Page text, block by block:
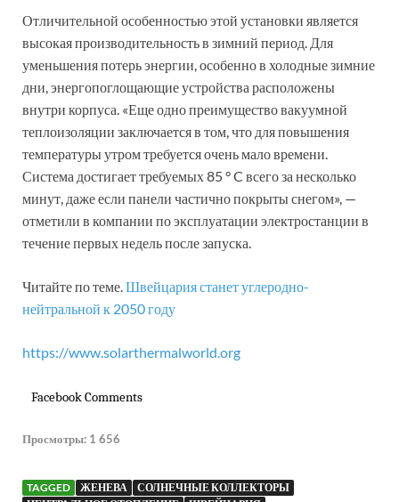
Отличительной особенностью этой установки является
высокая производительность в зимний период. Для
уменьшения потерь энергии, особенно в холодные зимние
дни, энергопоглощающие устройства расположены
внутри корпуса. «Еще одно преимущество вакуумной
теплоизоляции заключается в том, что для повышения
температуры утром требуется очень мало времени.
Система достигает требуемых 85 ° C всего за несколько
минут, даже если панели частично покрыты снегом», —
отметили в компании по эксплуатации электростанции в
течение первых недель после запуска.
Читайте по теме.Швейцария станет углеродно-
нейтральной к 2050 году
https://www.solarthermalworld.org
Facebook Comments
Просмотры: 1 656
TAGGED ЖЕНЕВА
СОЛНЕЧНЫЕ КОЛЛЕКТОРЫ